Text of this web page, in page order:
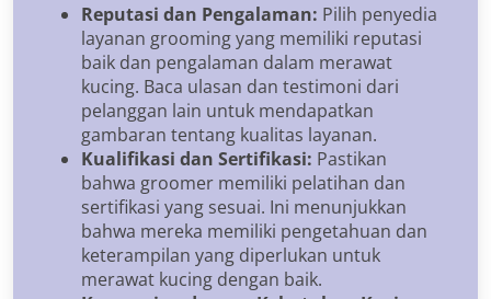
Reputasi dan Pengalaman: Pilih penyedia
layanan grooming yang memiliki reputasi
baik dan pengalaman dalam merawat
kucing. Baca ulasan dan testimoni dari
pelanggan lain untuk mendapatkan
gambaran tentang kualitas layanan.
Kualifikasi dan Sertifikasi: Pastikan
bahwa groomer memiliki pelatihan dan
sertifikasi yang sesuai. Ini menunjukkan
bahwa mereka memiliki pengetahuan dan
keterampilan yang diperlukan untuk
merawat kucing dengan baik.